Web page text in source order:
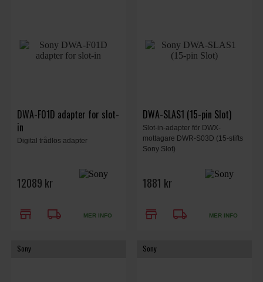
DWA-F01D adapter for slot-
in
Digital trådlös adapter
12089 kr
store local_shipping MER INFO
DWA-SLAS1 (15-pin Slot)
Slot-in-adapter för DWX-
mottagare DWR-S03D (15-stifts
Sony Slot)
1881 kr
store local_shipping MER INFO
Sony Sony